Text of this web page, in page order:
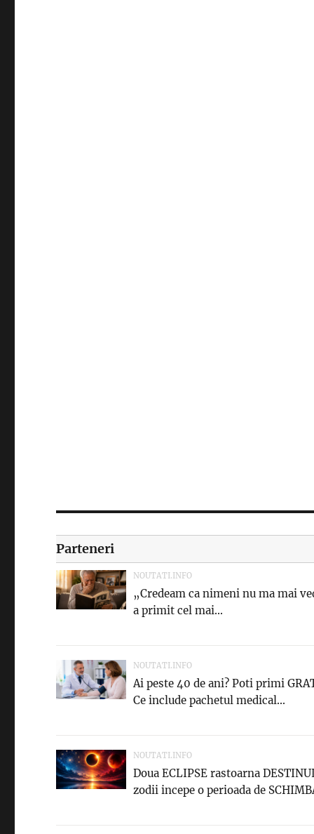
Parteneri
NOUTATI.INFO
„Credeam ca nimeni nu ma mai
a primit cel mai...
NOUTATI.INFO
Ai peste 40 de ani? Poti primi
Ce include pachetul medical...
NOUTATI.INFO
Doua ECLIPSE rastoarna
zodii incepe o perioada de